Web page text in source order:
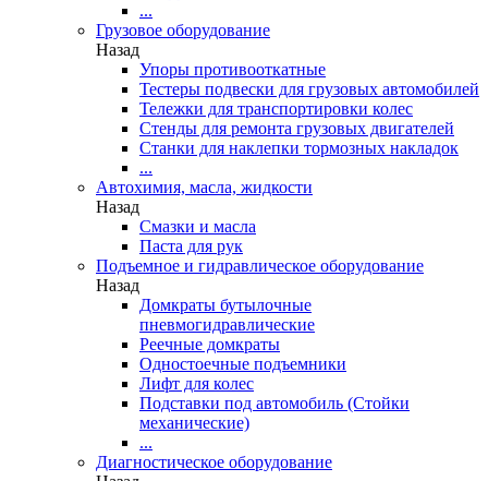
...
Грузовое оборудование
Назад
Упоры противооткатные
Тестеры подвески для грузовых автомобилей
Тележки для транспортировки колес
Стенды для ремонта грузовых двигателей
Станки для наклепки тормозных накладок
...
Автохимия, масла, жидкости
Назад
Смазки и масла
Паста для рук
Подъемное и гидравлическое оборудование
Назад
Домкраты бутылочные
пневмогидравлические
Реечные домкраты
Одностоечные подъемники
Лифт для колес
Подставки под автомобиль (Стойки
механические)
...
Диагностическое оборудование